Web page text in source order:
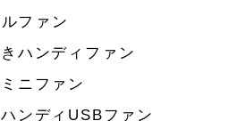
ファン
ハンディファン
ニファン
ンディUSBファン